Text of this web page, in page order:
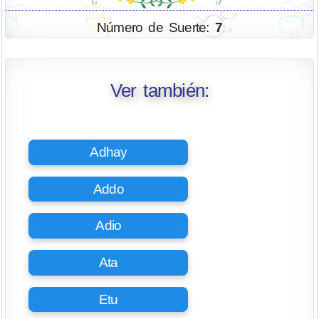
Número de Suerte: 7
Ver también:
Adhay
Addo
Adio
Ata
Etu